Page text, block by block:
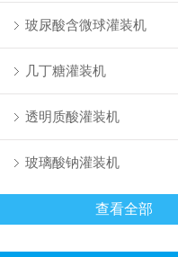
玻尿酸含微球灌装机
几丁糖灌装机
透明质酸灌装机
玻璃酸钠灌装机
查看全部